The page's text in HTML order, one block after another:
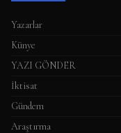
Yazarlar
Künye
YAZI GÖNDER
İktisat
Gündem
Araştırma